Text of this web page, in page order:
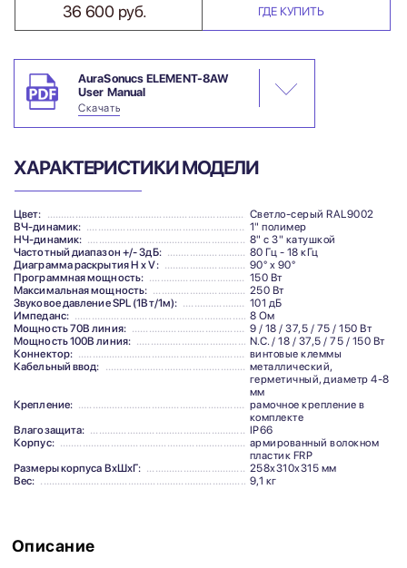
36 600 руб. ГДЕ КУПИТЬ
AuraSonucs ELEMENT-8AW
User Manual
Скачать
ХАРАКТЕРИСТИКИ МОДЕЛИ
Цвет:
Светло-серый RAL9002
ВЧ-динамик:
1" полимер
НЧ-динамик:
8" с 3" катушкой
Частотный диапазон +/- 3дБ:
80 Гц - 18 кГц
Диаграмма раскрытия H x V:
90° x 90°
Программная мощность:
150 Вт
Максимальная мощность:
250 Вт
Звуковое давление SPL (1Вт/1м):
101 дБ
Импеданс:
8 Ом
Мощность 70В линия:
9 / 18 / 37,5 / 75 / 150 Вт
Мощность 100В линия:
N.C. / 18 / 37,5 / 75 / 150 Вт
Коннектор:
винтовые клеммы
Кабельный ввод:
металлический,
герметичный, диаметр 4-8
мм
Крепление:
рамочное крепление в
комплекте
Влагозащита:
IP66
Корпус:
армированный волокном
пластик FRP
Размеры корпуса ВхШхГ:
258х310х315 мм
Вес:
9,1 кг
Описание